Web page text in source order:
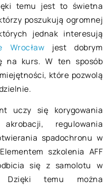
temu jest to świetna
poszukują ogromnej
jednak interesują
Wrocław jest dobrym
na kurs. W ten sposób
które pozwolą
uczy się korygowania
regulowania
spadochronu w
szkolenia AFF
się z samolotu w
Dzięki temu można